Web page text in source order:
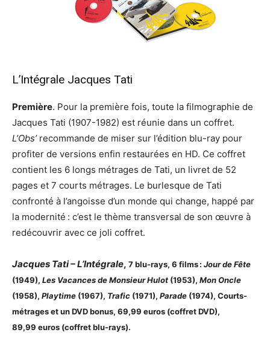
L’Intégrale Jacques Tati
Première. Pour la première fois, toute la filmographie de
Jacques Tati (1907-1982) est réunie dans un coffret.
L’Obs’recommande de miser sur l’édition blu-ray pour
profiter de versions enfin restaurées en HD. Ce coffret
contient les 6 longs métrages de Tati, un livret de 52
pages et 7 courts métrages. Le burlesque de Tati
confronté à l’angoisse d’un monde qui change, happé par
la modernité : c’est le thème transversal de son œuvre à
redécouvrir avec ce joli coffret.
Jacques Tati – L’Intégrale, 7 blu-rays, 6 films : Jour de Fête
(1949), Les Vacances de Monsieur Hulot (1953), Mon Oncle
(1958), Playtime (1967), Trafic (1971), Parade (1974), Courts-
métrages et un DVD bonus, 69,99 euros (coffret DVD),
89,99 euros (coffret blu-rays).